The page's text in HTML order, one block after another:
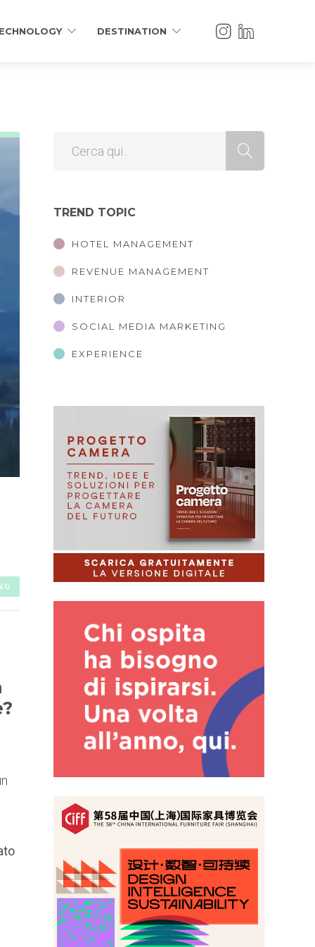
DESTINATION
TREND TOPIC
HOTEL MANAGEMENT
REVENUE MANAGEMENT
INTERIOR
SOCIAL MEDIA MARKETING
EXPERIENCE